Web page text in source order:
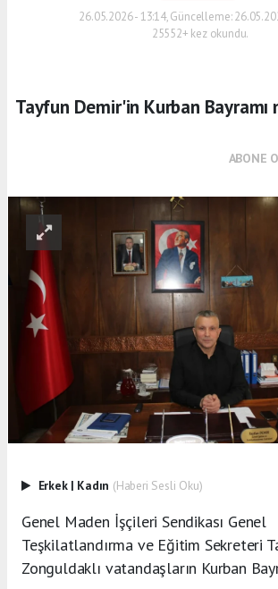
26.05.2026 - 13:14, Güncelleme:
25552+ kez okundu.
Tayfun Demir'in Kurban Bayramı
ABONE
Erkek | Kadın (Haberi Sesli Oku)
Genel Maden İşçileri Sendikası Genel
Teşkilatlandırma ve Eğitim Sekreteri
Zonguldaklı vatandaşların Kurban